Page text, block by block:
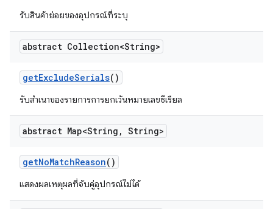
รับสินค้าย่อยของอุปกรณ์ที่ระบุ
abstract Collection<String>
getExcludeSerials()
รับสำเนาของรายการการยกเว้นหมายเลขซีเรียล
abstract Map<String , String>
getNoMatchReason()
แสดงผลเหตุผลที่จับคู่อุปกรณ์ไม่ได้